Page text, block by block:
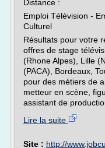
Distance :
Emploi Télévision -
Culturel
Résultats pour votre
offres de stage
(Rhone Alpes), Lille
(PACA), Bordeaux,
pour des métiers de
metteur en scène,
assistant de
Lire la suite
Site : http://